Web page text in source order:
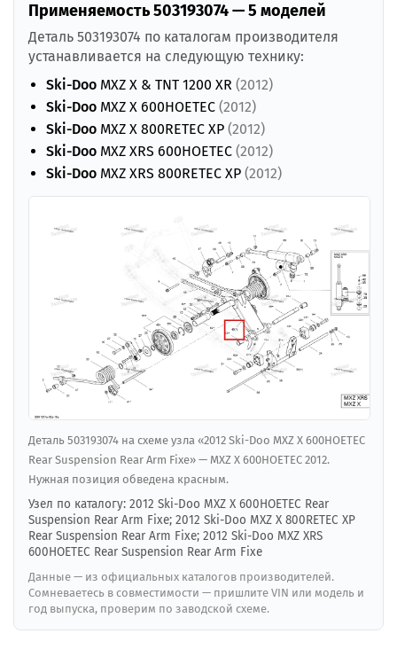
Применяемость 503193074 — 5 моделей
Деталь 503193074 по каталогам производителя
устанавливается на следующую технику:
Ski-Doo MXZ X & TNT 1200 XR (2012)
Ski-Doo MXZ X 600HOETEC (2012)
Ski-Doo MXZ X 800RETEC XP (2012)
Ski-Doo MXZ XRS 600HOETEC (2012)
Ski-Doo MXZ XRS 800RETEC XP (2012)
Деталь 503193074 на схеме узла «2012 Ski-Doo MXZ X 600HOETEC
Rear Suspension Rear Arm Fixe» — MXZ X 600HOETEC 2012.
Нужная позиция обведена красным.
Узел по каталогу: 2012 Ski-Doo MXZ X 600HOETEC Rear
Suspension Rear Arm Fixe; 2012 Ski-Doo MXZ X 800RETEC XP
Rear Suspension Rear Arm Fixe; 2012 Ski-Doo MXZ XRS
600HOETEC Rear Suspension Rear Arm Fixe
Данные — из официальных каталогов производителей.
Сомневаетесь в совместимости — пришлите VIN или модель и
год выпуска, проверим по заводской схеме.